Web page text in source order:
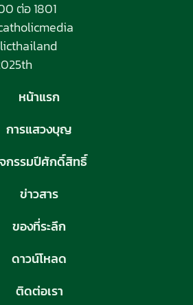
ต่อ 1801
หน้าแรก
การแสวงบุญ
กรรมปีศักดิ์สิทธิ์
ข่าวสาร
ของที่ระลึก
ดาวน์โหลด
ติดต่อเรา